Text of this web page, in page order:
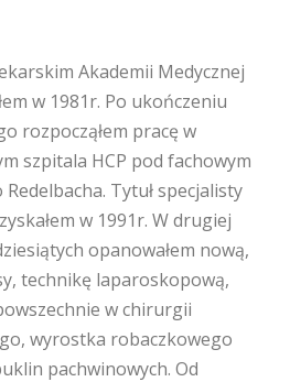
Akademii Medycznej
w 1981r. Po ukończeniu
rozpocząłem pracę w
szpitala HCP pod fachowym
Tytuł specjalisty
w 1991r. W drugiej
opanowałem nową,
technikę laparoskopową,
w chirurgii
wyrostka robaczkowego
pachwinowych. Od